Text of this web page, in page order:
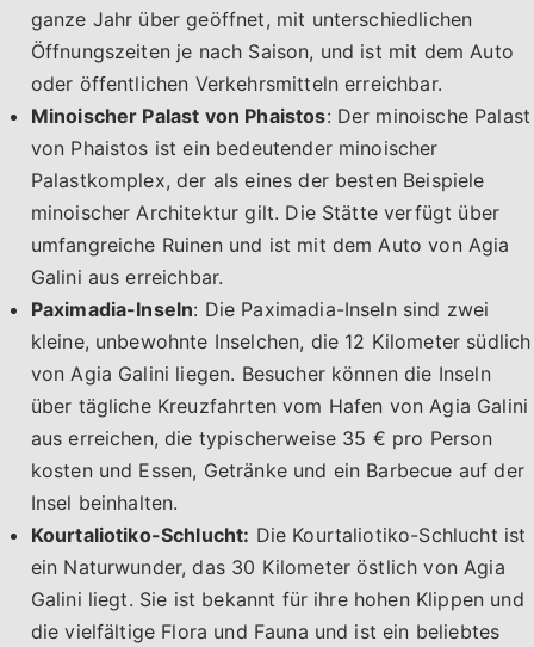
ganze Jahr über geöffnet, mit unterschiedlichen
Öffnungszeiten je nach Saison, und ist mit dem Auto
oder öffentlichen Verkehrsmitteln erreichbar.
Minoischer Palast von Phaistos: Der minoische Palast
von Phaistos ist ein bedeutender minoischer
Palastkomplex, der als eines der besten Beispiele
minoischer Architektur gilt. Die Stätte verfügt über
umfangreiche Ruinen und ist mit dem Auto von Agia
Galini aus erreichbar.
Paximadia-Inseln: Die Paximadia-Inseln sind zwei
kleine, unbewohnte Inselchen, die 12 Kilometer südlich
von Agia Galini liegen. Besucher können die Inseln
über tägliche Kreuzfahrten vom Hafen von Agia Galini
aus erreichen, die typischerweise 35 € pro Person
kosten und Essen, Getränke und ein Barbecue auf der
Insel beinhalten.
Kourtaliotiko-Schlucht: Die Kourtaliotiko-Schlucht ist
ein Naturwunder, das 30 Kilometer östlich von Agia
Galini liegt. Sie ist bekannt für ihre hohen Klippen und
die vielfältige Flora und Fauna und ist ein beliebtes